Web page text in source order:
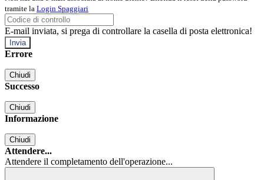
tramite la Login Spaggiari
E-mail inviata, si prega di controllare la casella di posta elettronica!
Errore
Chiudi
Successo
Chiudi
Informazione
Chiudi
Attendere...
Attendere il completamento dell'operazione...